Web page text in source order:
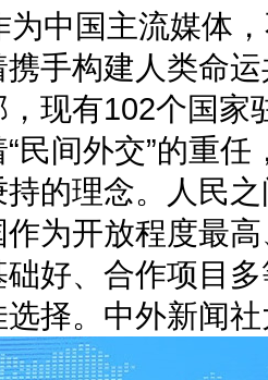
中国主流媒体
手构建人类命
现有102个国
民间外交”的重
的理念。人民
为开放程度最
好、合作项目
择。中外新闻